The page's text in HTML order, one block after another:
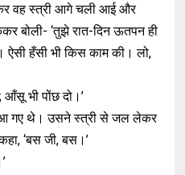
वह स्त्री आगे चली आई और
बोली- ‘तुझे रात-दिन ऊतपन ही
हँसी भी किस काम की। लो,
आँसू भी पोंछ दो।’
गए थे। उसने स्त्री से जल लेकर
‘बस जी, बस।’